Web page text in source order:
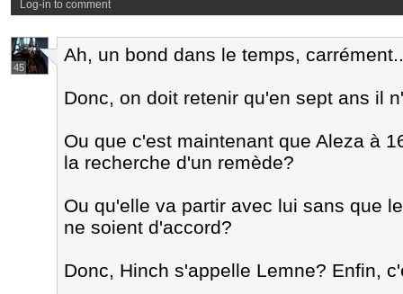
Log-in to comment
45
Ah, un bond dans le temps,
Donc, on doit retenir qu'en sept ans il
Ou que c'est maintenant que Aleza à
la recherche d'un remède?
Ou qu'elle va partir avec lui sans que
ne soient d'accord?
Donc, Hinch s'appelle Lemne? Enfin,